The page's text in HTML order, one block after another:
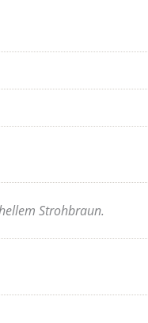
Strohbraun.